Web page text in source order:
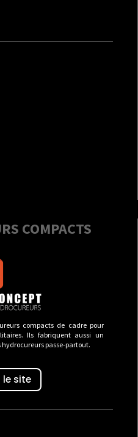
COMPACTS
compacts de cadre pour
Ils fabriquent aussi un
hydrocureurs passe-partout.
le site